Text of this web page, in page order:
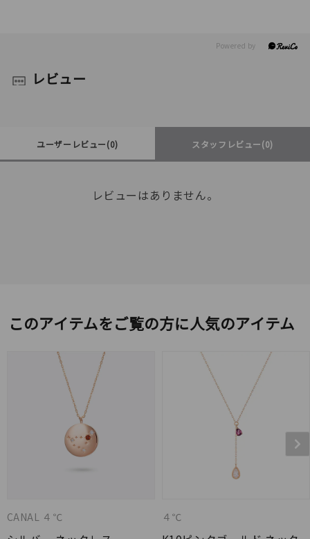
レビュー
ユーザーレビュー(0) スタッフレビュー(0)
レビューはありません。
このアイテムをご覧の方に人気のアイテム
CANAL ４℃ ４℃